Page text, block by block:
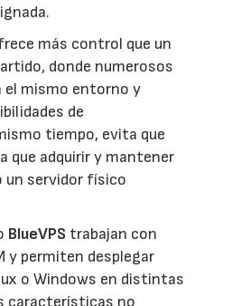
más control que un
donde numerosos
mismo entorno y
de
tiempo, evita que
que adquirir y mantener
un servidor físico
BlueVPS trabajan con
y permiten desplegar
o Windows en distintas
características no